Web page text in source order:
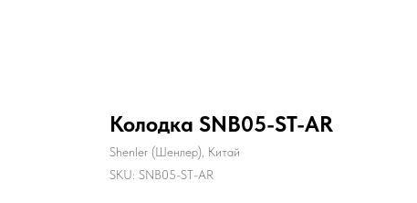
Колодка SNB05-ST-AR
Shenler (Шенлер), Китай
SKU: SNB05-ST-AR